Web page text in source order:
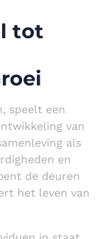
tot
speelt een
van
als
en
de deuren
het leven van